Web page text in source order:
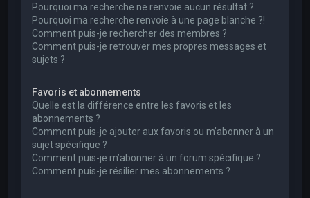
Pourquoi ma recherche ne renvoie aucun résultat ?
Pourquoi ma recherche renvoie à une page blanche ?!
Comment puis-je rechercher des membres ?
Comment puis-je retrouver mes propres messages et
sujets ?
Favoris et abonnements
Quelle est la différence entre les favoris et les
abonnements ?
Comment puis-je ajouter aux favoris ou m’abonner à un
sujet spécifique ?
Comment puis-je m’abonner à un forum spécifique ?
Comment puis-je résilier mes abonnements ?